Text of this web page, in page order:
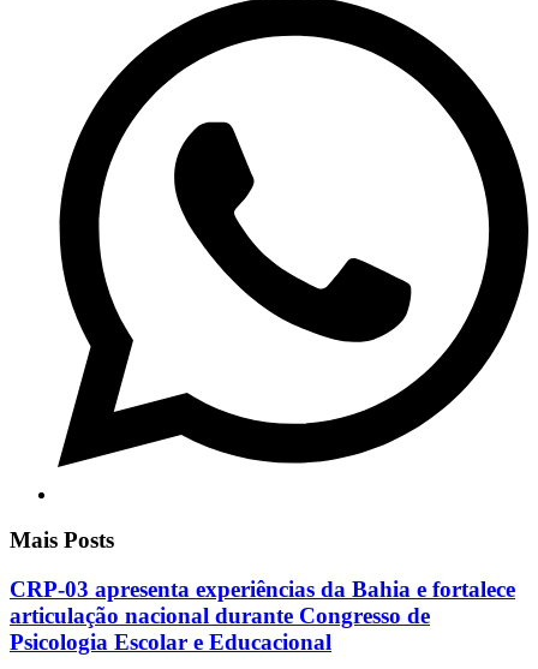
Mais Posts
CRP-03 apresenta experiências da Bahia e fortalece
articulação nacional durante Congresso de
Psicologia Escolar e Educacional